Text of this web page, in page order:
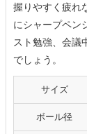
握りやすく疲れ
にシャープペン
スト勉強、会議
でしょう。
サイズ
ボール径